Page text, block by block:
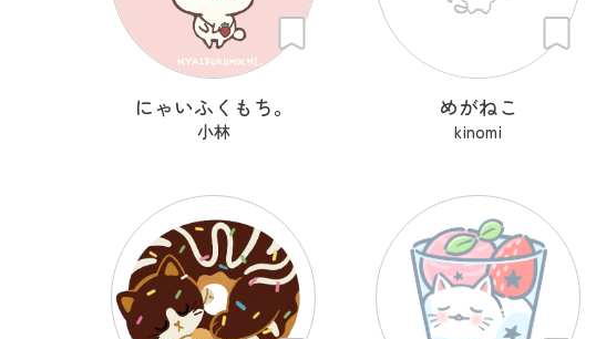
にゃいふくもち。
小林
めがねこ
kinomi